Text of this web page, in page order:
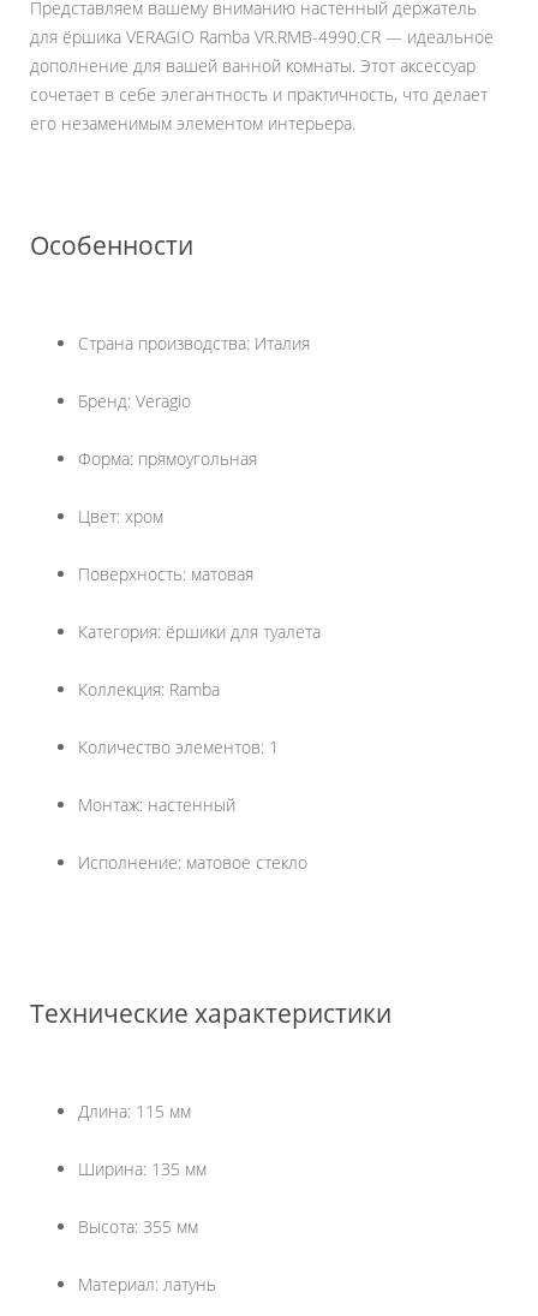
Представляем вашему вниманию настенный держатель
для ёршика VERAGIO Ramba VR.RMB-4990.CR — идеальное
дополнение для вашей ванной комнаты. Этот аксессуар
сочетает в себе элегантность и практичность, что делает
его незаменимым элементом интерьера.
Особенности
Страна производства: Италия
Бренд: Veragio
Форма: прямоугольная
Цвет: хром
Поверхность: матовая
Категория: ёршики для туалета
Коллекция: Ramba
Количество элементов: 1
Монтаж: настенный
Исполнение: матовое стекло
Технические характеристики
Длина: 115 мм
Ширина: 135 мм
Высота: 355 мм
Материал: латунь